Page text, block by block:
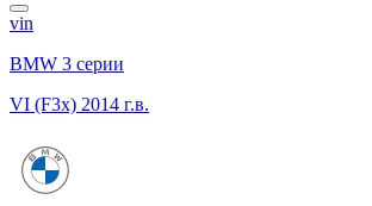
vin
BMW 3 серии
VI (F3x) 2014 г.в.